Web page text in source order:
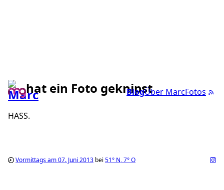
BlogÜber MarcFotos
hat ein Foto geknipst
HASS.
Vormittags am 07. Juni 2013 bei 51° N,7°O